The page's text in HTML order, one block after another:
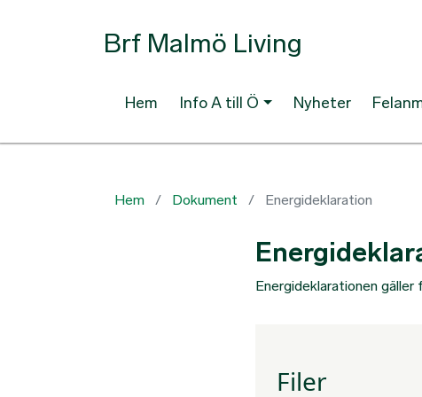
Brf Malmö Living
Hem Info A till Ö Nyheter
Hem Dokument Energideklaration
Energideklarationen
Filer